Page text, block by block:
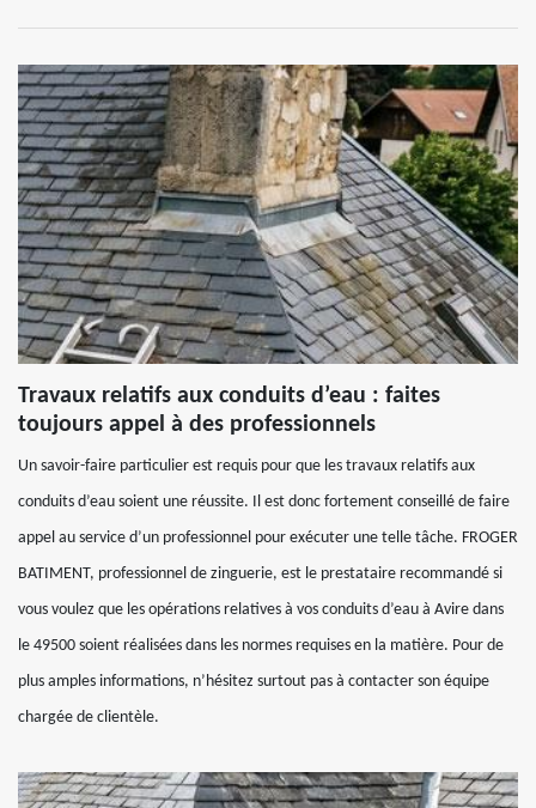
Travaux relatifs aux conduits d’eau : faites
toujours appel à des professionnels
Un savoir-faire particulier est requis pour que les travaux relatifs aux
conduits d’eau soient une réussite. Il est donc fortement conseillé de faire
appel au service d’un professionnel pour exécuter une telle tâche. FROGER
BATIMENT, professionnel de zinguerie, est le prestataire recommandé si
vous voulez que les opérations relatives à vos conduits d’eau à Avire dans
le 49500 soient réalisées dans les normes requises en la matière. Pour de
plus amples informations, n’hésitez surtout pas à contacter son équipe
chargée de clientèle.